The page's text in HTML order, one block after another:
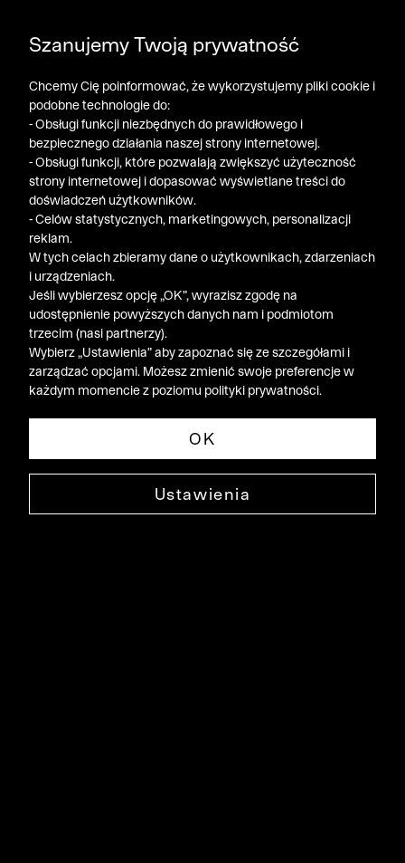
DRUGI PRODUKT!
zakupie 3 produktów ➤ KOD RABATOWY: LATO30
Szanujemy Twoją prywatność
Chcemy Cię poinformować, że wykorzystujemy pliki cookie i
podobne technologie do:
- Obsługi funkcji niezbędnych do prawidłowego i
bezpiecznego działania naszej strony internetowej.
- Obsługi funkcji, które pozwalają zwiększyć użyteczność
strony internetowej i dopasować wyświetlane treści do
doświadczeń użytkowników.
- Celów statystycznych, marketingowych, personalizacji
reklam.
W tych celach zbieramy dane o użytkownikach, zdarzeniach
i urządzeniach.
Jeśli wybierzesz opcję „OK”, wyrazisz zgodę na
udostępnienie powyższych danych nam i podmiotom
trzecim (nasi partnerzy).
Wybierz „Ustawienia” aby zapoznać się ze szczegółami i
zarządzać opcjami. Możesz zmienić swoje preferencje w
każdym momencie z poziomu polityki prywatności.
OK
Ustawienia